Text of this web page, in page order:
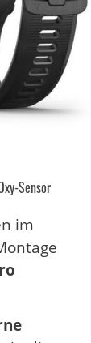
Sensor
im